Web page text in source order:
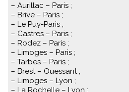
– Aurillac – Paris ;
– Brive – Paris ;
– Le Puy-Paris ;
– Castres – Paris ;
– Rodez – Paris ;
– Limoges – Paris ;
– Tarbes – Paris ;
– Brest – Ouessant ;
– Limoges – Lyon ;
– La Rochelle – Lyon ;